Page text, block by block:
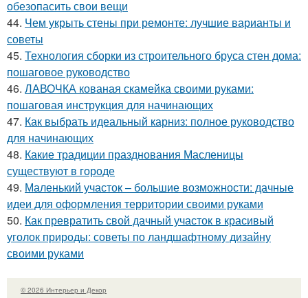
обезопасить свои вещи
44. Чем укрыть стены при ремонте: лучшие варианты и
советы
45. Технология сборки из строительного бруса стен дома:
пошаговое руководство
46. ЛАВОЧКА кованая скамейка своими руками:
пошаговая инструкция для начинающих
47. Как выбрать идеальный карниз: полное руководство
для начинающих
48. Какие традиции празднования Масленицы
существуют в городе
49. Маленький участок – большие возможности: дачные
идеи для оформления территории своими руками
50. Как превратить свой дачный участок в красивый
уголок природы: советы по ландшафтному дизайну
своими руками
© 2026 Интерьер и Декор